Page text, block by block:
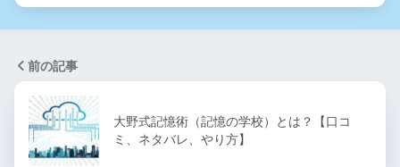
前の記事
大野式記憶術（記憶の学校）とは？【口コ
ミ、ネタバレ、やり方】